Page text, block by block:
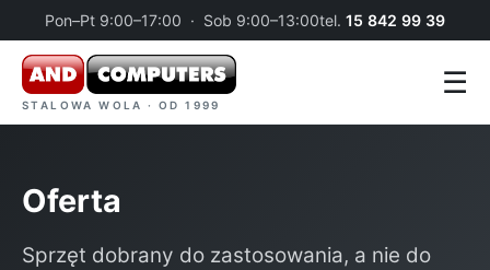
Pon–Pt 9:00–17:00 · Sob 9:00–13:00tel. 15 842 99 39
STALOWA WOLA · OD 1999
☰
Oferta
Sprzęt dobrany do zastosowania, a nie do